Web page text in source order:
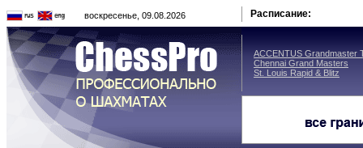
воскресенье, 09.08.2026 Расписание:
ACCENTUS Grandmaster
Chennai Grand Masters
St. Louis Rapid & Blitz